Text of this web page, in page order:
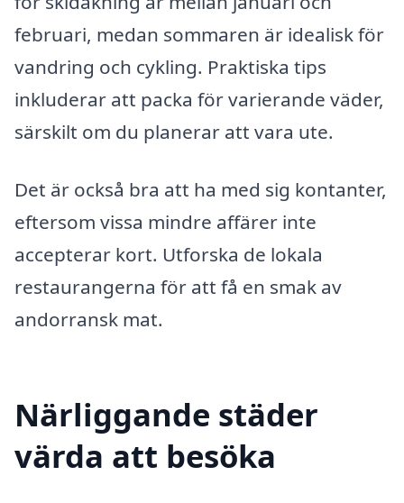
februari, medan sommaren är idealisk för
vandring och cykling. Praktiska tips
inkluderar att packa för varierande väder,
särskilt om du planerar att vara ute.
Det är också bra att ha med sig kontanter,
eftersom vissa mindre affärer inte
accepterar kort. Utforska de lokala
restaurangerna för att få en smak av
andorransk mat.
Närliggande städer
värda att besöka